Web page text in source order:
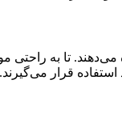
تا به راحتی
قرار